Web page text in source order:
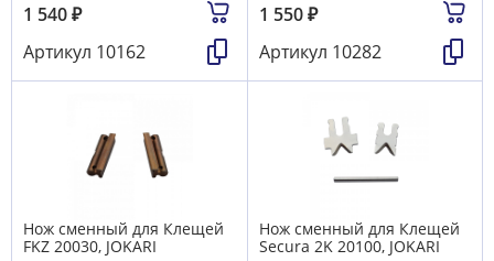
1 540₽
Артикул 10162
1 550₽
Артикул 10282
Нож сменный для Клещей
FKZ 20030, JOKARI
Нож сменный для Клещей
Secura 2K 20100, JOKARI